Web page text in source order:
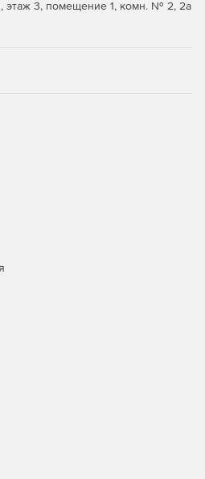
запуске трассировки лучей и
этаж 3, помещение 1, комн. № 2, 2а